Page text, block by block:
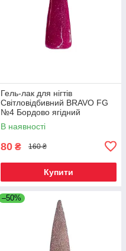
Гель-лак для нігтів
Світловідбивний BRAVO FG
№4 Бордово ягідний
В наявності
80 ₴ 160 ₴
Купити
–50%